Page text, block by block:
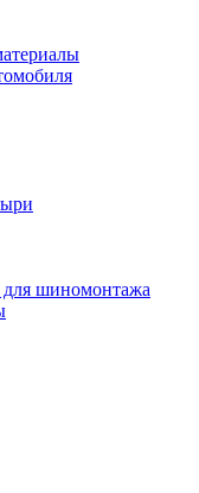
для шиномонтажа